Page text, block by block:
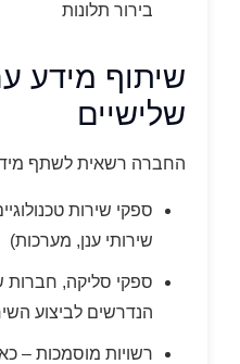
בירור תלונות
שיתוף מידע
שלישיים
החברה רשאית לשתף
שירותי ענן, מערכות)
ספקי סליקה, חברות
הנדרשים לביצוע
רשויות מוסמכות –